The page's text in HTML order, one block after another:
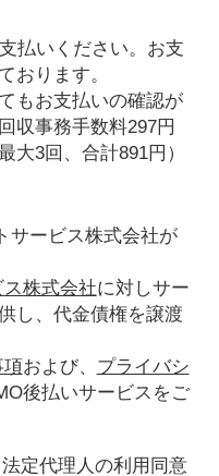
払いください。お支
おります。
もお支払いの確認が
収事務手数料297円
大3回、合計891円）
サービス株式会社が
株式会社に対しサー
し、代金債権を譲渡
項および、 プライバシ
後払いサービスをご
定代理人の利用同意